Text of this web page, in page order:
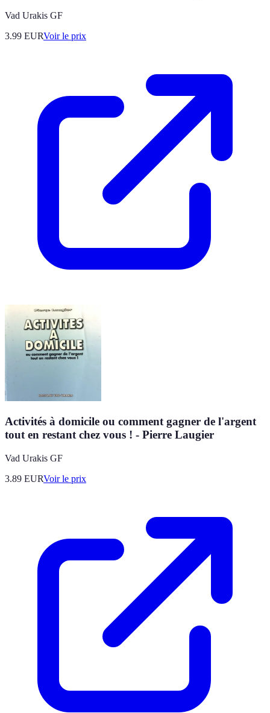
Vad Urakis GF
3.99 EURVoir le prix
Activités à domicile ou comment gagner de l'argent
tout en restant chez vous ! - Pierre Laugier
Vad Urakis GF
3.89 EURVoir le prix